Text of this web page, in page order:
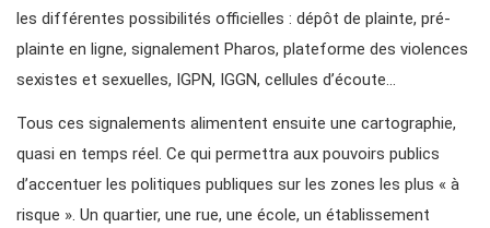
les différentes possibilités officielles : dépôt de plainte, pré-
plainte en ligne, signalement Pharos, plateforme des violences
sexistes et sexuelles, IGPN, IGGN, cellules d’écoute…
Tous ces signalements alimentent ensuite une cartographie,
quasi en temps réel. Ce qui permettra aux pouvoirs publics
d’accentuer les politiques publiques sur les zones les plus « à
risque ». Un quartier, une rue, une école, un établissement